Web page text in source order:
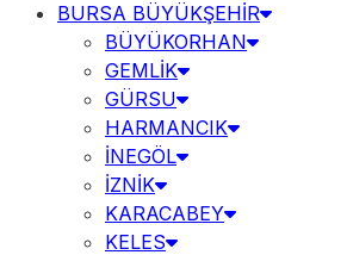
BURSA BÜYÜKŞEHİR
BÜYÜKORHAN
GEMLİK
GÜRSU
HARMANCIK
İNEGÖL
İZNİK
KARACABEY
KELES